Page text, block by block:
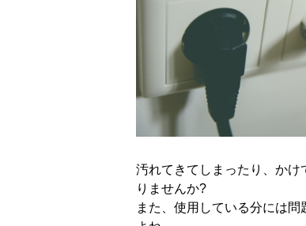
汚れてきてしまったり、か
りませんか?
また、使用している分には